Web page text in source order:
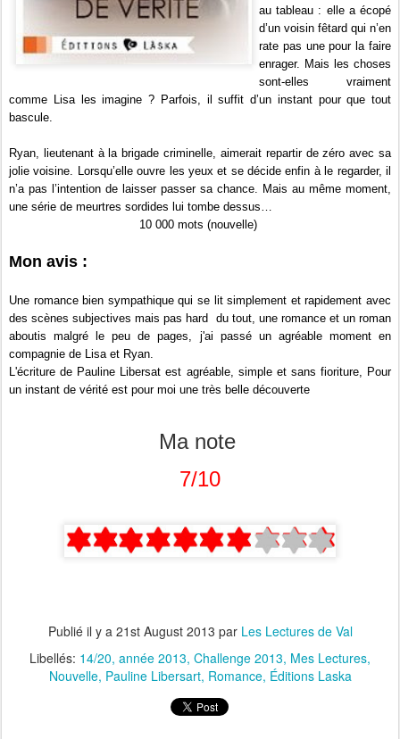
au tableau : elle a écopé
d’un voisin fêtard qui n’en
rate pas une pour la faire
enrager. Mais les choses
sont-elles vraiment
comme Lisa les imagine ? Parfois, il suffit d’un instant pour que tout
bascule.
Ryan, lieutenant à la brigade criminelle, aimerait repartir de zéro avec sa
jolie voisine. Lorsqu’elle ouvre les yeux et se décide enfin à le regarder, il
n’a pas l’intention de laisser passer sa chance. Mais au même moment,
une série de meurtres sordides lui tombe dessus…
10 000 mots (nouvelle)
Mon avis :
Une romance bien sympathique qui se lit simplement et rapidement avec
des scènes subjectives mais pas hard du tout, une romance et un roman
aboutis malgré le peu de pages, j'ai passé un agréable moment en
compagnie de Lisa et Ryan.
L'écriture de Pauline Libersat est agréable, simple et sans fioriture, Pour
un instant de vérité est pour moi une très belle découverte
Ma note
7/10
Publié il y a 21st August 2013 par Les Lectures de Val
Libellés: 14/20 année 2013 Challenge 2013 Mes Lectures
Nouvelle Pauline Libersart Romance Éditions Laska